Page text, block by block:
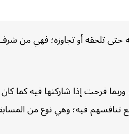
تلحقه أو تجاوزه؛ فهي من
فرحت إذا شاركتها فيه كما
فيه؛ وهي نوع من